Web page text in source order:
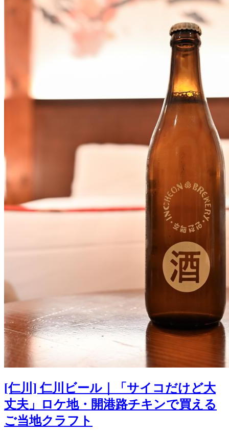
[仁川] 仁川ビール｜「サイコだけど大
丈夫」ロケ地・開港路チキンで買える
ご当地クラフト